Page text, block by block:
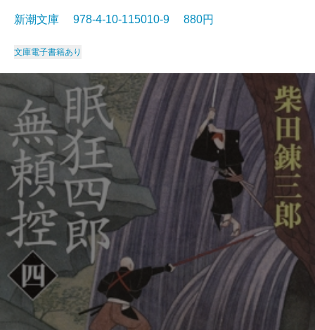
新潮文庫 978-4-10-115010-9 880円
文庫電子書籍あり